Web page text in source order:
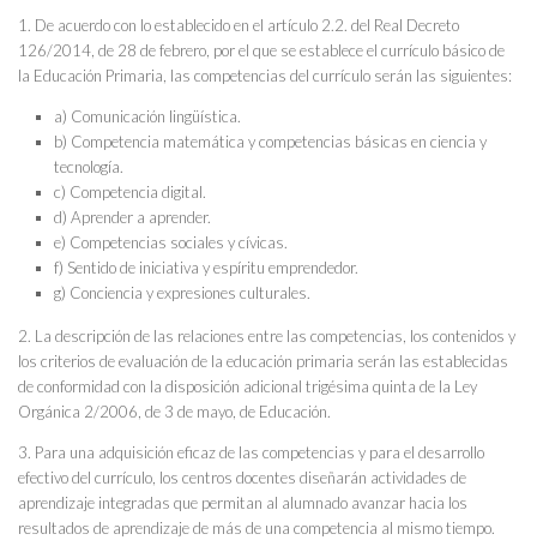
1. De acuerdo con lo establecido en el artículo 2.2. del Real Decreto
126/2014, de 28 de febrero, por el que se establece el currículo básico de
la Educación Primaria, las competencias del currículo serán las siguientes:
a) Comunicación lingüística.
b) Competencia matemática y competencias básicas en ciencia y
tecnología.
c) Competencia digital.
d) Aprender a aprender.
e) Competencias sociales y cívicas.
f) Sentido de iniciativa y espíritu emprendedor.
g) Conciencia y expresiones culturales.
2. La descripción de las relaciones entre las competencias, los contenidos y
los criterios de evaluación de la educación primaria serán las establecidas
de conformidad con la disposición adicional trigésima quinta de la Ley
Orgánica 2/2006, de 3 de mayo, de Educación.
3. Para una adquisición eficaz de las competencias y para el desarrollo
efectivo del currículo, los centros docentes diseñarán actividades de
aprendizaje integradas que permitan al alumnado avanzar hacia los
resultados de aprendizaje de más de una competencia al mismo tiempo.